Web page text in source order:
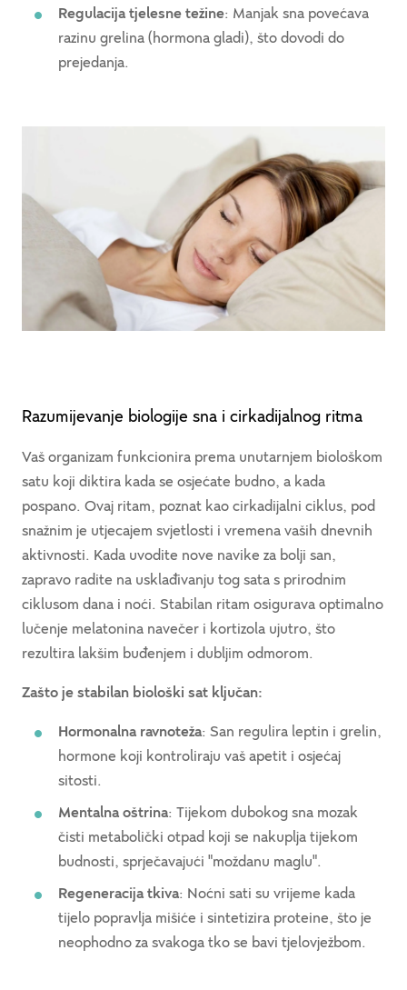
Regulacija tjelesne težine: Manjak sna povećava
razinu grelina (hormona gladi), što dovodi do
prejedanja.
Razumijevanje biologije sna i cirkadijalnog ritma
Vaš organizam funkcionira prema unutarnjem biološkom
satu koji diktira kada se osjećate budno, a kada
pospano. Ovaj ritam, poznat kao cirkadijalni ciklus, pod
snažnim je utjecajem svjetlosti i vremena vaših dnevnih
aktivnosti. Kada uvodite nove navike za bolji san,
zapravo radite na usklađivanju tog sata s prirodnim
ciklusom dana i noći. Stabilan ritam osigurava optimalno
lučenje melatonina navečer i kortizola ujutro, što
rezultira lakšim buđenjem i dubljim odmorom.
Zašto je stabilan biološki sat ključan:
Hormonalna ravnoteža: San regulira leptin i grelin,
hormone koji kontroliraju vaš apetit i osjećaj
sitosti.
Mentalna oštrina: Tijekom dubokog sna mozak
čisti metabolički otpad koji se nakuplja tijekom
budnosti, sprječavajući "moždanu maglu".
Regeneracija tkiva: Noćni sati su vrijeme kada
tijelo popravlja mišiće i sintetizira proteine, što je
neophodno za svakoga tko se bavi tjelovježbom.